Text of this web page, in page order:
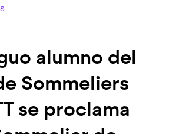
alumno del
Sommeliers
se proclama